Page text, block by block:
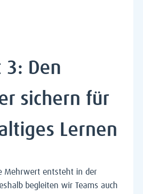
3: Den
sichern für
Lernen
Mehrwert entsteht in der
begleiten wir Teams auch